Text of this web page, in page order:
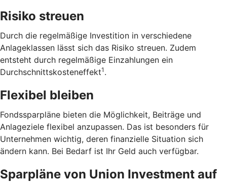
Risiko streuen
Durch die regelmäßige Investition in verschiedene
Anlageklassen lässt sich das Risiko streuen. Zudem
entsteht durch regelmäßige Einzahlungen ein
Durchschnittskosteneffekt1 .
Flexibel bleiben
Fondssparpläne bieten die Möglichkeit, Beiträge und
Anlageziele flexibel anzupassen. Das ist besonders für
Unternehmen wichtig, deren finanzielle Situation sich
ändern kann. Bei Bedarf ist Ihr Geld auch verfügbar.
Sparpläne von Union Investment auf